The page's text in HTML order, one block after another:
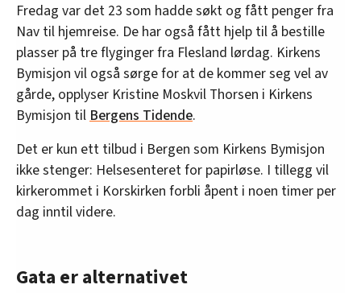
Fredag var det 23 som hadde søkt og fått penger fra
Nav til hjemreise. De har også fått hjelp til å bestille
plasser på tre flyginger fra Flesland lørdag. Kirkens
Bymisjon vil også sørge for at de kommer seg vel av
gårde, opplyser Kristine Moskvil Thorsen i Kirkens
Bymisjon tilBergens Tidende.
Det er kun ett tilbud i Bergen som Kirkens Bymisjon
ikke stenger: Helsesenteret for papirløse. I tillegg vil
kirkerommet i Korskirken forbli åpent i noen timer per
dag inntil videre.
Gata er alternativet